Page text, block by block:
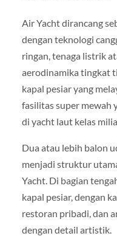
Air Yacht dirancang
dengan teknologi
ringan, tenaga listrik
aerodinamika tingkat
kapal pesiar yang
fasilitas super mewah
di yacht laut kelas
Dua atau lebih balon
menjadi struktur
Yacht. Di bagian
kapal pesiar, dengan
restoran pribadi, dan
dengan detail artistik.